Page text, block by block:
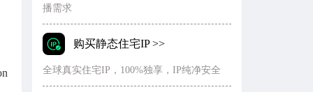
播需求
购买静态住宅IP >>
全球真实住宅IP，100%独享，IP纯净安全